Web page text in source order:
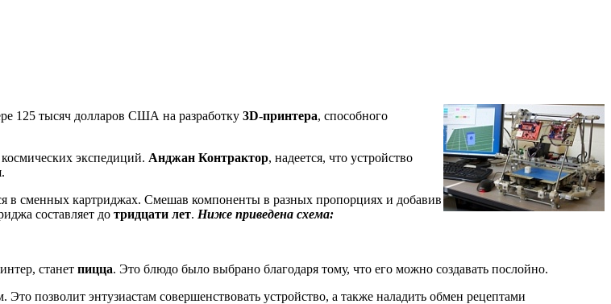
125 тысяч долларов США на разработку 3D-принтера, способного
экспедиций. Анджан Контрактор, надеется, что устройство
в сменных картриджах. Смешав компоненты в разных пропорциях и добавив
составляет до тридцати лет. Ниже приведена схема:
станет пицца. Это блюдо было выбрано благодаря тому, что его можно создавать послойно.
позволит энтузиастам совершенствовать устройство, а также наладить обмен рецептами